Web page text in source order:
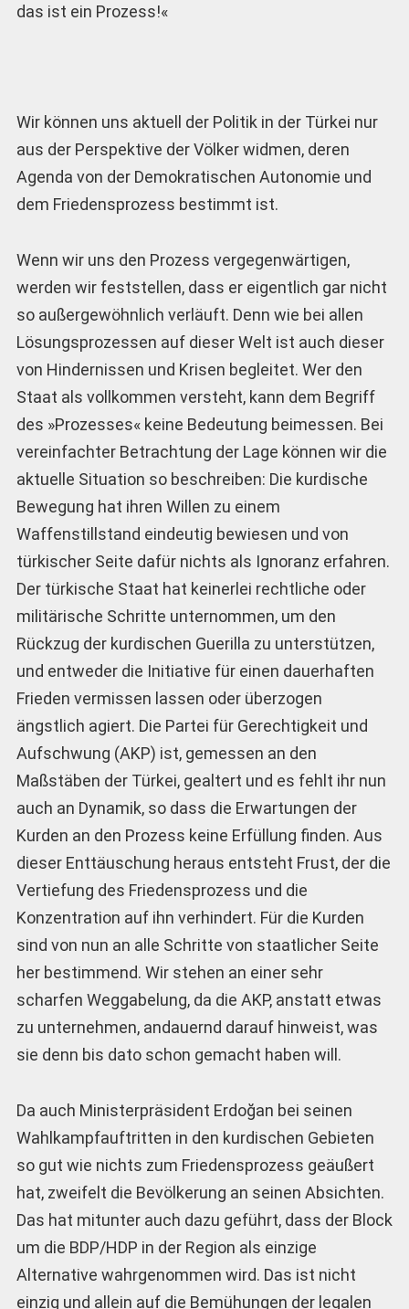
das ist ein Prozess!«
Wir können uns aktuell der Politik in der Türkei nur
aus der Perspektive der Völker widmen, deren
Agenda von der Demokratischen Autonomie und
dem Friedensprozess bestimmt ist.
Wenn wir uns den Prozess vergegenwärtigen,
werden wir feststellen, dass er eigentlich gar nicht
so außergewöhnlich verläuft. Denn wie bei allen
Lösungsprozessen auf dieser Welt ist auch dieser
von Hindernissen und Krisen begleitet. Wer den
Staat als vollkommen versteht, kann dem Begriff
des »Prozesses« keine Bedeutung beimessen. Bei
vereinfachter Betrachtung der Lage können wir die
aktuelle Situation so beschreiben: Die kurdische
Bewegung hat ihren Willen zu einem
Waffenstillstand eindeutig bewiesen und von
türkischer Seite dafür nichts als Ignoranz erfahren.
Der türkische Staat hat keinerlei rechtliche oder
militärische Schritte unternommen, um den
Rückzug der kurdischen Guerilla zu unterstützen,
und entweder die Initiative für einen dauerhaften
Frieden vermissen lassen oder überzogen
ängstlich agiert. Die Partei für Gerechtigkeit und
Aufschwung (AKP) ist, gemessen an den
Maßstäben der Türkei, gealtert und es fehlt ihr nun
auch an Dynamik, so dass die Erwartungen der
Kurden an den Prozess keine Erfüllung finden. Aus
dieser Enttäuschung heraus entsteht Frust, der die
Vertiefung des Friedensprozess und die
Konzentration auf ihn verhindert. Für die Kurden
sind von nun an alle Schritte von staatlicher Seite
her bestimmend. Wir stehen an einer sehr
scharfen Weggabelung, da die AKP, anstatt etwas
zu unternehmen, andauernd darauf hinweist, was
sie denn bis dato schon gemacht haben will.
Da auch Ministerpräsident Erdoğan bei seinen
Wahlkampfauftritten in den kurdischen Gebieten
so gut wie nichts zum Friedensprozess geäußert
hat, zweifelt die Bevölkerung an seinen Absichten.
Das hat mitunter auch dazu geführt, dass der Block
um die BDP/HDP in der Region als einzige
Alternative wahrgenommen wird. Das ist nicht
einzig und allein auf die Bemühungen der legalen